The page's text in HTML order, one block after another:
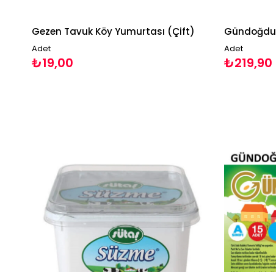
Gezen Tavuk Köy Yumurtası (Çift)
Adet
₺19,00
Adet
₺219,90